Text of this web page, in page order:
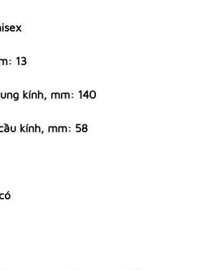
13
kính, mm: 140
kính, mm: 58